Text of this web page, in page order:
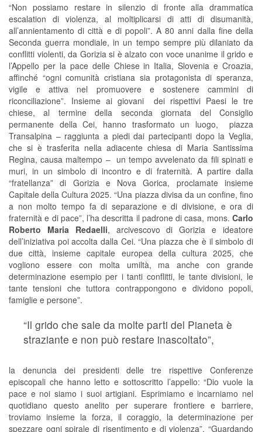
“Non possiamo restare in silenzio di fronte alla drammatica
escalation di violenza, al moltiplicarsi di atti di disumanità,
all’annientamento di città e di popoli”. A 80 anni dalla fine della
Seconda guerra mondiale, in un tempo sempre più dilaniato da
conflitti violenti, da Gorizia si è alzato con voce unanime il grido e
l’Appello per la pace delle Chiese in Italia, Slovenia e Croazia,
affinché “ogni comunità cristiana sia protagonista di speranza,
vigile e attiva nel promuovere e sostenere cammini di
riconciliazione”. Insieme ai giovani dei rispettivi Paesi le tre
chiese, al termine della seconda giornata del Consiglio
permanente della Cei, hanno trasformato un luogo, piazza
Transalpina – raggiunta a piedi dai partecipanti dopo la Veglia,
che si è trasferita nella adiacente chiesa di Maria Santissima
Regina, causa maltempo – un tempo avvelenato da fili spinati e
muri, in un simbolo di incontro e di fraternità. A partire dalla
“fratellanza” di Gorizia e Nova Gorica, proclamate insieme
Capitale della Cultura 2025. “Una piazza divisa da un confine, fino
a non molto tempo fa di separazione e di divisione, e ora di
fraternità e di pace”, l’ha descritta il padrone di casa, mons. Carlo
Roberto Maria Redaelli, arcivescovo di Gorizia e ideatore
dell’iniziativa poi accolta dalla Cei. “Una piazza che è il simbolo di
due città, insieme capitale europea della cultura 2025, che
vogliono essere con molta umiltà, ma anche con grande
determinazione esempio per i tanti conflitti, le tante divisioni, le
tante tensioni che tuttora contrappongono e dividono popoli,
famiglie e persone”.
“Il grido che sale da molte parti del Pianeta è
straziante e non può restare inascoltato”,
la denuncia dei presidenti delle tre rispettive Conferenze
episcopali che hanno letto e sottoscritto l’appello: “Dio vuole la
pace e noi siamo i suoi artigiani. Esprimiamo e incarniamo nel
quotidiano questo anelito per superare frontiere e barriere,
troviamo insieme la forza, il coraggio, la determinazione per
spezzare ogni spirale di risentimento e di violenza”. “Guardando